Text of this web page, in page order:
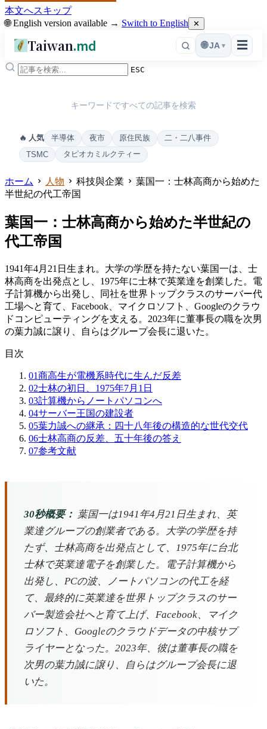
本文へスキップ
🌐 English version available → Switch to English ✕
Taiwan.md ☰
🌐 JA ▾
ESC
キーワードですべての記事を検索
🔥 人気 半導体 夜市 原住民族
二・二八事件
TSMC
タピオカミルクティー
ホーム 人物 科技與企業
葉国一：士林高商から始めた
半世紀の代工帝国
葉国一：士林高商から始めた半世紀の
代工帝国
1941年4月21日生まれ。大学の学歴を持たない葉国一は、士
林高商を出発点とし、1975年に士林で英業達を創業した。電
子計算機から出発し、同社を世界トップクラスのサーバー代
工場へと育て、Facebook、マイクロソフト、Googleのクラウ
ドコンピューティングを支える。2023年に董事長の職を次男
の葉力誠に譲り、自らはグループ会長に退いた。
目次
01商高生が電機系時代に生んだ反差
02士林の初日、1975年7月1日
03計算機からノートパソコンへ
04サーバー王国の建設者
05葉力誠への継承：四十八年後の構造的な世代交代
06士林高商の反差、五十年後の答え
07参考文献
30秒概要： 葉国一は1941年4月21日生まれ、英
業達グループの創業者である。大学の学歴を持
たず、士林高商を出発点として、1975年に台北
士林で英業達電子を創業した。電子計算機から
出発し、PCの波、ノートパソコンの代工を経
て、最終的に英業達を世界トップクラスのサー
バー製造会社へと育て上げ、Facebook、マイク
ロソフト、Googleのクラウドデータの中核サプ
ライヤーとなった。2023年、彼は董事長の職を
次男の葉力誠に譲り、自らはグループ会長に退
いた。